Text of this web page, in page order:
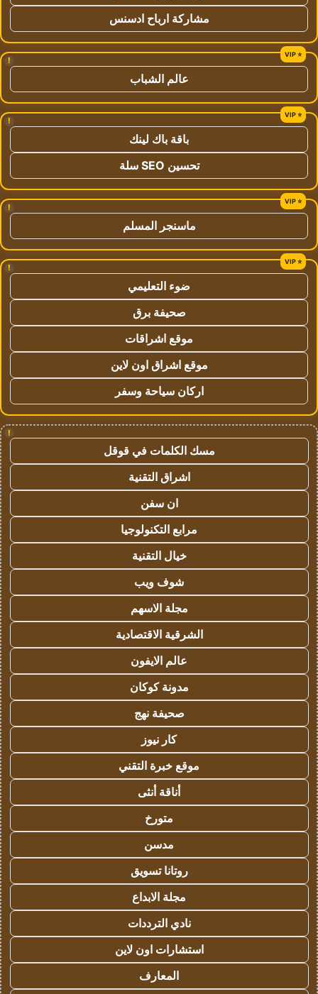
مشاركة ارباح ادسنس
!
عالم الشباب
!
باقة باك لينك
تحسين SEO سلة
!
ماسنجر المسلم
!
ضوء التعليمي
صحيفة برق
موقع اشراقات
موقع اشراق اون لاين
اركان سياحة وسفر
!
مسك الكلمات في قوقل
اشراق التقنية
ان سفن
مرابع التكنولوجيا
خيال التقنية
شوف ويب
مجلة الاسهم
الشرقية الاقتصادية
عالم الايفون
مدونة كوكان
صحيفة نهج
كار نيوز
موقع خبرة التقني
أناقة أنثى
متورخ
مدسن
روتانا تسويق
مجلة الابداع
نادي الترددات
استشارات اون لاين
المعارف